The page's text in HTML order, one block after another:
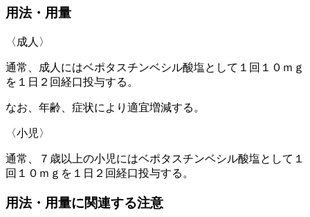
用法・用量
〈成人〉
通常、成人にはベポタスチンベシル酸塩として１回１０ｍｇ
を１日２回経口投与する。
なお、年齢、症状により適宜増減する。
〈小児〉
通常、７歳以上の小児にはベポタスチンベシル酸塩として１
回１０ｍｇを１日２回経口投与する。
用法・用量に関連する注意